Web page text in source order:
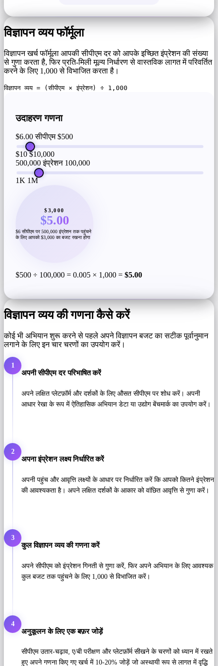
विज्ञापन व्यय फॉर्मूला
विज्ञापन खर्च फॉर्मूला आपकी सीपीएम दर को आपके इच्छित इंप्रेशन की संख्या
से गुणा करता है, फिर प्रति-मिली मूल्य निर्धारण से वास्तविक लागत में परिवर्तित
करने के लिए 1,000 से विभाजित करता है।
विज्ञापन व्यय = (सीपीएम × इंप्रेशन) ÷ 1,000
उदाहरण गणना
$6.00 सीपीएम $500
$10 $10,000
500,000 इंप्रेशन 100,000
1K 1M
$3,000
$5.00
$6 सीपीएम पर 500,000 इंप्रेशन तक पहुंचने
के लिए आपको $3,000 का बजट रखना होगा
$500 ÷ 100,000 = 0.005 × 1,000 = $5.00
विज्ञापन व्यय की गणना कैसे करें
कोई भी अभियान शुरू करने से पहले अपने विज्ञापन बजट का सटीक पूर्वानुमान
लगाने के लिए इन चार चरणों का उपयोग करें।
1
अपनी सीपीएम दर परिभाषित करें
अपने लक्षित प्लेटफ़ॉर्म और दर्शकों के लिए औसत सीपीएम पर शोध करें। अपनी
आधार रेखा के रूप में ऐतिहासिक अभियान डेटा या उद्योग बेंचमार्क का उपयोग करें।
2
अपना इंप्रेशन लक्ष्य निर्धारित करें
अपनी पहुंच और आवृत्ति लक्ष्यों के आधार पर निर्धारित करें कि आपको कितने इंप्रेशन
की आवश्यकता है। अपने लक्षित दर्शकों के आकार को वांछित आवृत्ति से गुणा करें।
3
कुल विज्ञापन व्यय की गणना करें
अपने सीपीएम को इंप्रेशन गिनती से गुणा करें, फिर अपने अभियान के लिए आवश्यक
कुल बजट तक पहुंचने के लिए 1,000 से विभाजित करें।
4
अनुकूलन के लिए एक बफ़र जोड़ें
सीपीएम उतार-चढ़ाव, ए/बी परीक्षण और प्लेटफ़ॉर्म सीखने के चरणों को ध्यान में रखते
हुए अपने गणना किए गए खर्च में 10-20% जोड़ें जो अस्थायी रूप से लागत में वृद्धि